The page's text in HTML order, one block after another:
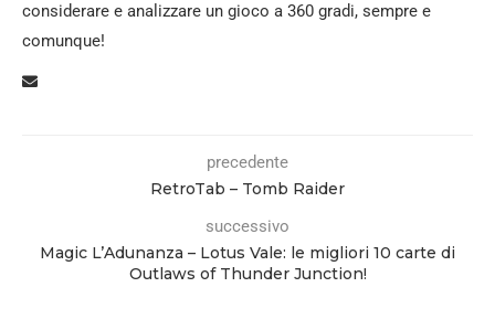
considerare e analizzare un gioco a 360 gradi, sempre e
comunque!
precedente
RetroTab – Tomb Raider
successivo
Magic L’Adunanza – Lotus Vale: le migliori 10 carte di
Outlaws of Thunder Junction!